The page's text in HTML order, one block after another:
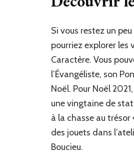
Si vous restez un
pourriez explorer les
Caractère. Vous
l’Évangéliste, son
Noël. Pour Noël
une vingtaine de
à la chasse au
des jouets dans
Boucieu.